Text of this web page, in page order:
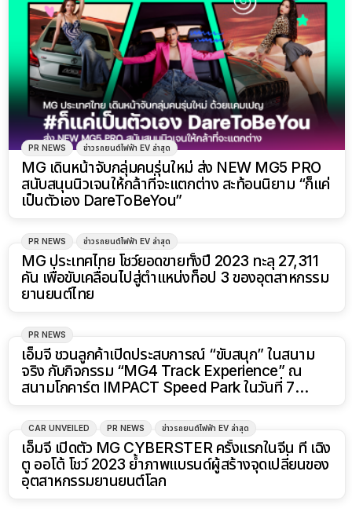
PR NEWS ข่าวรถยนต์ไฟฟ้า EV ล่าสุด
MG เดินหน้าจับกลุ่มคนรุ่นใหม่ ส่ง NEW MG5 PRO
สนับสนุนนิวเจนให้กล้าที่จะแตกต่าง สะท้อนนิยาม “ก็แค่
เป็นตัวเอง DareToBeYou”
PR NEWS ข่าวรถยนต์ไฟฟ้า EV ล่าสุด
MG ประเทศไทย โชว์ยอดขายทั้งปี 2023 ทะลุ 27,311
คัน เพื่อขับเคลื่อนไปสู่ตำแหน่งท็อป 3 ของอุตสาหกรรม
ยานยนต์ไทย
PR NEWS
เอ็มจี ชวนลูกค้าเปิดประสบการณ์ “ขับสนุก” ในสนาม
จริง กับกิจกรรม “MG4 Track Experience” ณ
สนามโกคาร์ต IMPACT Speed Park ในวันที่ 7
CAR UNVEILED PR NEWS ข่าวรถยนต์ไฟฟ้า EV ล่าสุด
เอ็มจี เปิดตัว MG CYBERSTER ครั้งแรกในจีน ที่ เฉิง
ตู ออโต้ โชว์ 2023 ย้ำภาพแบรนด์ผู้สร้างจุดเปลี่ยนของ
อุตสาหกรรมยานยนต์โลก